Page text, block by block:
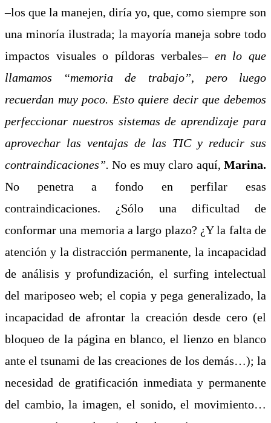
–los que la manejen, diría yo, que, como siempre son
una minoría ilustrada; la mayoría maneja sobre todo
impactos visuales o píldoras verbales– en lo que
llamamos “memoria de trabajo”, pero luego
recuerdan muy poco. Esto quiere decir que debemos
perfeccionar nuestros sistemas de aprendizaje para
aprovechar las ventajas de las TIC y reducir sus
contraindicaciones”. No es muy claro aquí, Marina.
No penetra a fondo en perfilar esas
contraindicaciones. ¿Sólo una dificultad de
conformar una memoria a largo plazo? ¿Y la falta de
atención y la distracción permanente, la incapacidad
de análisis y profundización, el surfing intelectual
del mariposeo web; el copia y pega generalizado, la
incapacidad de afrontar la creación desde cero (el
bloqueo de la página en blanco, el lienzo en blanco
ante el tsunami de las creaciones de los demás…); la
necesidad de gratificación inmediata y permanente
del cambio, la imagen, el sonido, el movimiento…